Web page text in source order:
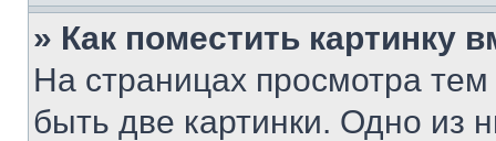
» Как поместить картинку
На страницах просмотра
быть две картинки. Одно из